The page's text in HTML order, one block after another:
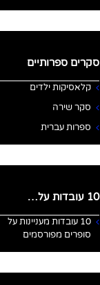
סקרים ספרותיים
קלאסיקות ילדים
סקר שירה
ספרות עברית
10 עובדות על…
10 עובדות מעניינות על
סופרים מפורסמים